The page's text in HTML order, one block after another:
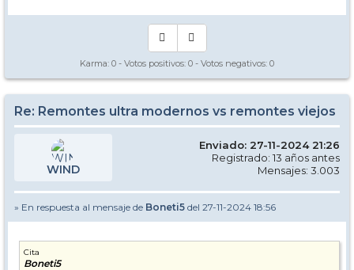
Karma: 0 - Votos positivos: 0 - Votos negativos: 0
Re: Remontes ultra modernos vs remontes viejos
WIND
Enviado: 27-11-2024 21:26
Registrado: 13 años antes
Mensajes: 3.003
» En respuesta al mensaje de Boneti5 del 27-11-2024 18:56
Cita
Boneti5